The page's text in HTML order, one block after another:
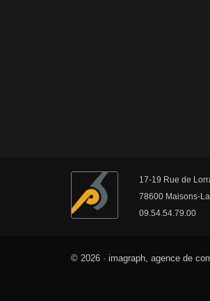
17-19 Rue de
78600 Maisons-
09.54.54.79.00
© 2026 · imagraph, agence de